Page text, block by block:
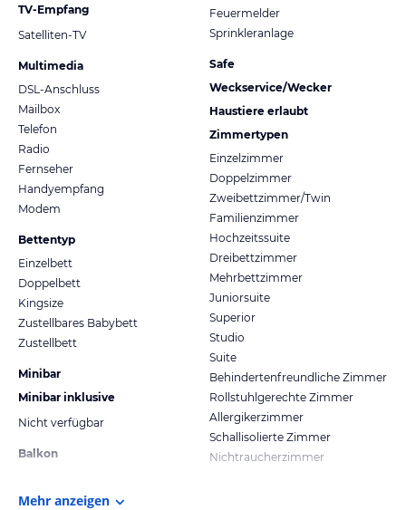
TV-Empfang
Satelliten-TV
Multimedia
DSL-Anschluss
Mailbox
Telefon
Radio
Fernseher
Handyempfang
Modem
Bettentyp
Einzelbett
Doppelbett
Kingsize
Zustellbares Babybett
Zustellbett
Minibar
Minibar inklusive
Nicht verfügbar
Balkon
Feuermelder
Sprinkleranlage
Safe
Weckservice/Wecker
Haustiere erlaubt
Zimmertypen
Einzelzimmer
Doppelzimmer
Zweibettzimmer/Twin
Familienzimmer
Hochzeitssuite
Dreibettzimmer
Mehrbettzimmer
Juniorsuite
Superior
Studio
Suite
Behindertenfreundliche Zimmer
Rollstuhlgerechte Zimmer
Allergikerzimmer
Schallisolierte Zimmer
Nichtraucherzimmer
Mehr anzeigen